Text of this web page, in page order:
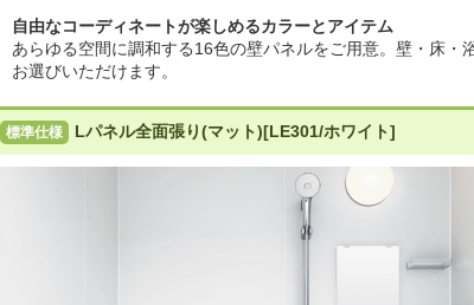
シャワーフック(ホワイト)2個
標準仕様モデル
スリム照明(LED) 1灯
標準仕様モデル
お客様のご要望に応じた機器
自由なコーディネートが楽しめるカラーとアイテム
あらゆる空間に調和する16色の壁パネルをご用意。壁・床
お選びいただけます。
標準仕様 Lパネル全面張り(マット)[LE301/ホワイト]